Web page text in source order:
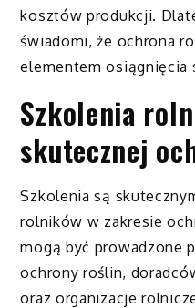
kosztów produkcji.
świadomi, że ochrona
elementem osiągnięcia
Szkolenia
skutecznej
Szkolenia są
rolników w zakresie
mogą być prowadzone
ochrony roślin,
oraz organizacje